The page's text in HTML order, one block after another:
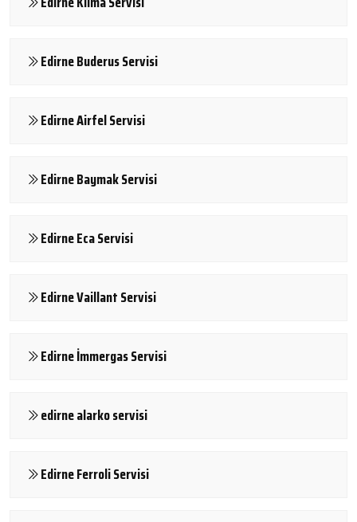
Edirne Buderus Servisi
Edirne Airfel Servisi
Edirne Baymak Servisi
Edirne Eca Servisi
Edirne Vaillant Servisi
Edirne İmmergas Servisi
edirne alarko servisi
Edirne Ferroli Servisi